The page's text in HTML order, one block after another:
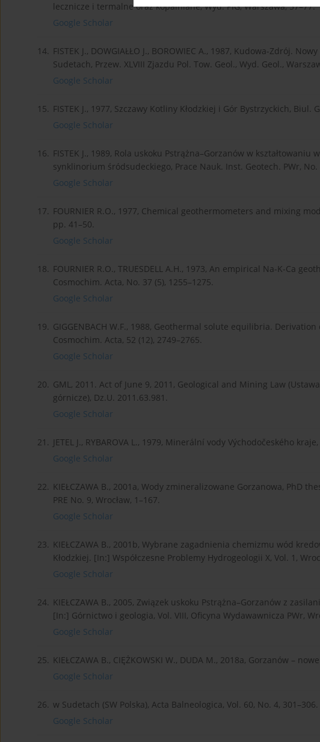
lecznicze i termalne oraz kopalniane, Wyd. PIG, Warszawa, 57–77.
Google Scholar
14. FISTEK J., DOWGIAŁŁO J., BOROWIEC A., 1987, Kudowa-Zdrój.
Sudetach, Przew. XLVIII Zjazdu Pol. Tow. Geol., Wyd. Geol.,
Google Scholar
15. FISTEK J., 1977, Szczawy Kotliny Kłodzkiej i Gór Bystrzyckich, Biul.
Google Scholar
16. FISTEK J., 1989, Rola uskoku Pstrążna–Gorzanów w
synklinorium śródsudeckiego, Prace Nauk. Inst. Geotech. PWr, No.
Google Scholar
17. FOURNIER R.O., 1977, Chemical geothermometers and mixing
pp. 41–50.
Google Scholar
18. FOURNIER R.O., TRUESDELL A.H., 1973, An empirical Na-K-Ca
Cosmochim. Acta, No. 37 (5), 1255–1275.
Google Scholar
19. GIGGENBACH W.F., 1988, Geothermal solute equilibria.
Cosmochim. Acta, 52 (12), 2749–2765.
Google Scholar
20. GML, 2011. Act of June 9, 2011, Geological and Mining Law
górnicze), Dz.U. 2011.63.981.
Google Scholar
21. JETEL J., RYBAROVA L., 1979, Minerální vody Východočeského
Google Scholar
22. KIEŁCZAWA B., 2001a, Wody zmineralizowane Gorzanowa, PhD
PRE No. 9, Wrocław, 1–167.
Google Scholar
23. KIEŁCZAWA B., 2001b, Wybrane zagadnienia chemizmu wód
Kłodzkiej. [In:] Współczesne Problemy Hydrogeologii X, Vol. 1,
Google Scholar
24. KIEŁCZAWA B., 2005, Związek uskoku Pstrążna–Gorzanów z
[In:] Górnictwo i geologia, Vol. VIII, Oficyna Wydawawnicza PWr,
Google Scholar
25. KIEŁCZAWA B., CIĘŻKOWSKI W., DUDA M., 2018a, Gorzanów –
Google Scholar
26. w Sudetach (SW Polska), Acta Balneologica, Vol. 60, No. 4, 301–306.
Google Scholar